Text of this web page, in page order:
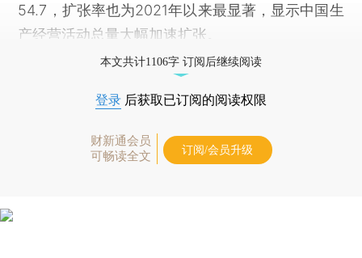
54.7，扩张率也为2021年以来最显著，显示中国生
产经营活动总量大幅加速扩张。
本文共计1106字 订阅后继续阅读
登录 后获取已订阅的阅读权限
财新通会员
可畅读全文
订阅/会员升级